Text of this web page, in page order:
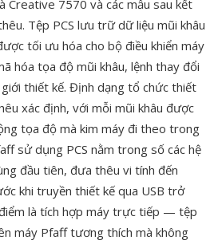
Creative 7570 và các mẫu sau kết
Tệp PCS lưu trữ dữ liệu mũi khâu
tối ưu hóa cho bộ điều khiển máy
hóa tọa độ mũi khâu, lệnh thay đổi
thiết kế. Định dạng tổ chức thiết
xác định, với mỗi mũi khâu được
tọa độ mà kim máy đi theo trong
sử dụng PCS nằm trong số các hệ
đầu tiên, đưa thêu vi tính đến
khi truyền thiết kế qua USB trở
là tích hợp máy trực tiếp — tệp
máy Pfaff tương thích mà không